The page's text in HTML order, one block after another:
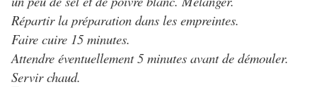
Répartir la préparation dans les empreintes.
Faire cuire 15 minutes.
Attendre éventuellement 5 minutes avant de démouler.
Servir chaud.